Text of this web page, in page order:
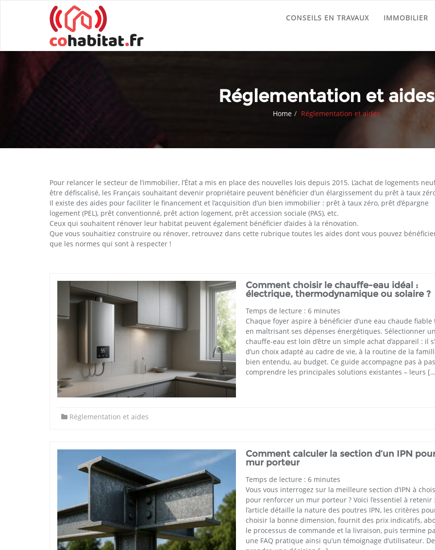
CONSEILS EN TRAVAUX IMMOBILIER
Réglementation et aides
Home Réglementation et aides
Pour relancer le secteur de l’immobilier, l’État a mis en place des nouvelles lois depuis 2015. L’achat de logements
être défiscalisé, les Français souhaitant devenir propriétaire peuvent bénéficier d’un élargissement du prêt à taux
Il existe des aides pour faciliter le financement et l’acquisition d’un bien immobilier : prêt à taux zéro, prêt d’épargne
logement (PEL), prêt conventionné, prêt action logement, prêt accession sociale (PAS), etc.
Ceux qui souhaitent rénover leur habitat peuvent également bénéficier d’aides à la rénovation.
Que vous souhaitiez construire ou rénover, retrouvez dans cette rubrique toutes les aides dont vous pouvez
que les normes qui sont à respecter !
Comment choisir le chauffe-eau idéal :
électrique, thermodynamique ou solaire ?
Temps de lecture : 6 minutes
Chaque foyer aspire à bénéficier d’une eau chaude fiable
en maîtrisant ses dépenses énergétiques. Sélectionner un
chauffe-eau est loin d’être un simple achat d’appareil : il
d’un choix adapté au cadre de vie, à la routine de la
bien entendu, au budget. Ce guide accompagne pas à
comprendre les principales solutions existantes – leurs
Réglementation et aides
Comment calculer la section d’un IPN
mur porteur
Temps de lecture : 6 minutes
Vous vous interrogez sur la meilleure section d’IPN à
pour renforcer un mur porteur ? Voici l’essentiel à retenir :
l’article détaille la nature des poutres IPN, les critères
choisir la bonne dimension, fournit des prix indicatifs,
le processus de commande et la livraison, puis termine
une FAQ pratique ainsi qu’un témoignage d’utilisateur.